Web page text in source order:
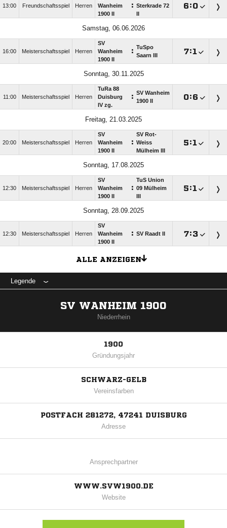
13:00 Freundschaftsspiel Herren
Wanheim
1900 II
: Sterkrade 72
:
Samstag, 06.06.2026
16:00 Meisterschaftsspiel Herren
SV
Wanheim
1900 II
: TuSpo
Saarn III
:
Sonntag, 30.11.2025
11:00 Meisterschaftsspiel Herren
TuRa 88
Duisburg
IV zg.
: SV Wanheim
1900 II
:
Freitag, 21.03.2025
20:00 Meisterschaftsspiel Herren
SV
Wanheim
1900 II
:
SV Rot-
Weiss
Mülheim III
:
Sonntag, 17.08.2025
12:30 Meisterschaftsspiel Herren
SV
Wanheim
1900 II
:
TuS Union
09 Mülheim
:
Sonntag, 28.09.2025
12:30 Meisterschaftsspiel Herren
SV
Wanheim
1900 II
: SV Raadt II :
ALLE ANZEIGEN
Legende
SV WANHEIM 1900
Niederrhein
1900
Gründungsjahr
SCHWARZ-GELB
Vereinsfarben
POSTFACH 281272, 47241 DUISBURG
Adresse
Ansprechpartner
WWW.SVW1900.DE
Website